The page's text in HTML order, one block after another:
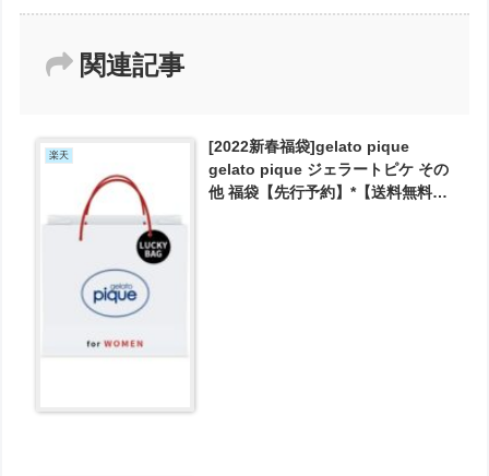
関連記事
楽天
[2022新春福袋]gelato pique
gelato pique ジェラートピケ その
他 福袋【先行予約】*【送料無料】